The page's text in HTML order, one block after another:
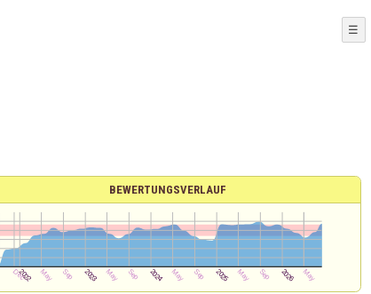
☰
BEWERTUNGSVERLAUF